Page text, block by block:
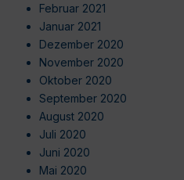
Februar 2021
Januar 2021
Dezember 2020
November 2020
Oktober 2020
September 2020
August 2020
Juli 2020
Juni 2020
Mai 2020